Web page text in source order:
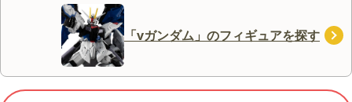
「vガンダム」のフィギュアを探す